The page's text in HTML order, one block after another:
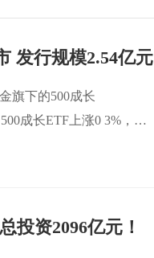
发行规模2.54亿元
旗下的500成长
成长ETF上涨0 3%，成
投资2096亿元！